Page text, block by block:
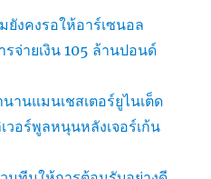
ยังคงรอให้อาร์เซนอล
จ่ายเงิน 105 ล้านปอนด์
านแมนเชสเตอร์ยูไนเต็ด
วอร์พูลหนุนหลังเจอร์เก้น